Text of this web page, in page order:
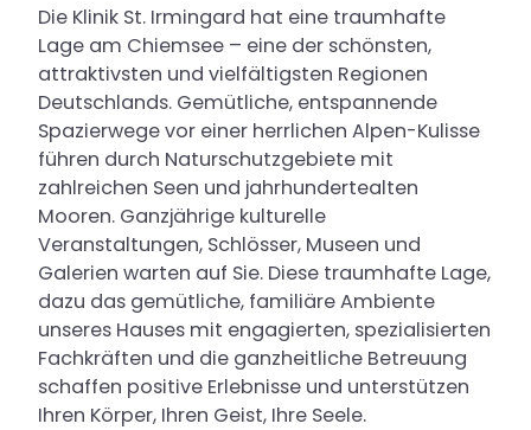
Die Klinik St. Irmingard hat eine traumhafte
Lage am Chiemsee – eine der schönsten,
attraktivsten und vielfältigsten Regionen
Deutschlands. Gemütliche, entspannende
Spazierwege vor einer herrlichen Alpen-Kulisse
führen durch Naturschutzgebiete mit
zahlreichen Seen und jahrhundertealten
Mooren. Ganzjährige kulturelle
Veranstaltungen, Schlösser, Museen und
Galerien warten auf Sie. Diese traumhafte Lage,
dazu das gemütliche, familiäre Ambiente
unseres Hauses mit engagierten, spezialisierten
Fachkräften und die ganzheitliche Betreuung
schaffen positive Erlebnisse und unterstützen
Ihren Körper, Ihren Geist, Ihre Seele.